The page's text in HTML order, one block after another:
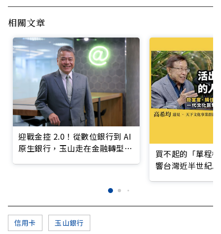
相關文章
迎戰金控 2.0！從數位銀行到 AI
原生銀行，玉山走在金融轉型最
買不起的「單程
響台灣近半世紀
信用卡 玉山銀行